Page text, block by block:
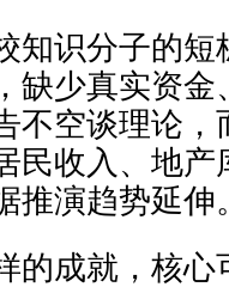
知识分子的
缺少真实资
不空谈理论
民收入、地
推演趋势延伸。
的成就，核